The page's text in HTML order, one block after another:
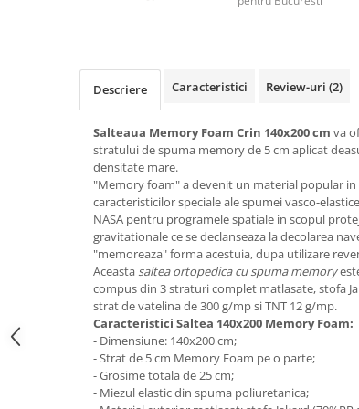
Top saltele MemoHR 6.5 cm
Saltele ieftine
Saltele cu plasa de arcuri
Saltele cu spuma
Mese bucatarie
Scaune pentru bucatarie
Mobila bucatarie
Seturi mese si scaune bucatarie
Suporturi si rafturi pantofi
Portmantouri
Seturi mobilier hol
Stender haine
Suport pentru umerase
Mobilier gradinita
Descriere Caracteristici Review-uri (2)
Salteaua Memory Foam Crin 140x200 cm va
stratului de spuma memory de 5 cm aplicat
densitate mare.
"Memory foam" a devenit un material popular
caracteristicilor speciale ale spumei vasco-
NASA pentru programele spatiale in scopul
gravitationale ce se declanseaza la decolarea
"memoreaza" forma acestuia, dupa utilizare
Aceasta saltea ortopedica cu spuma memory
compus din 3 straturi complet matlasate, stofa
strat de vatelina de 300 g/mp si TNT 12 g/mp.
Caracteristici Saltea 140x200 Memory Foam:
- Dimensiune: 140x200 cm;
- Strat de 5 cm Memory Foam pe o parte;
- Grosime totala de 25 cm;
- Miezul elastic din spuma poliuretanica;